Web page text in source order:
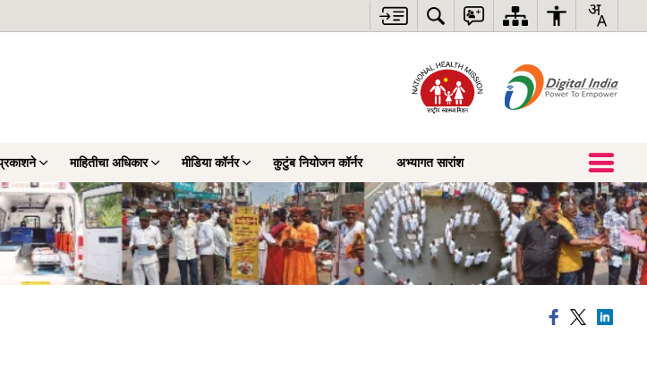
माहितीचा अधिकार मीडिया कॉर्नर कुटुंब नियोजन कॉर्नर अभ्यागत सारांश